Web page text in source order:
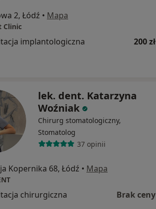
2, Łódź • Mapa
Clinic
implantologiczna 200 zł
lek. dent. Katarzyna
Woźniak
Chirurg stomatologiczny,
Stomatolog
37 opinii
Kopernika 68, Łódź • Mapa
chirurgiczna Brak ceny